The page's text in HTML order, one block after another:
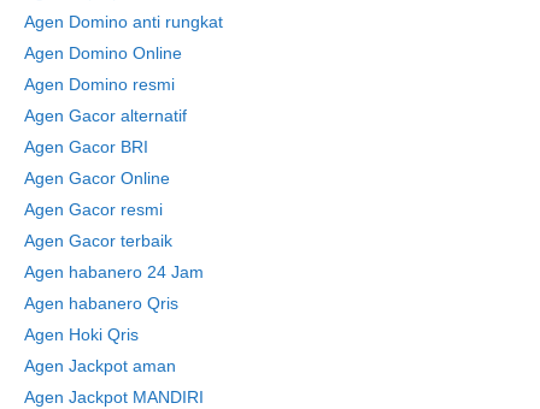
Agen Domino anti rungkat
Agen Domino Online
Agen Domino resmi
Agen Gacor alternatif
Agen Gacor BRI
Agen Gacor Online
Agen Gacor resmi
Agen Gacor terbaik
Agen habanero 24 Jam
Agen habanero Qris
Agen Hoki Qris
Agen Jackpot aman
Agen Jackpot MANDIRI